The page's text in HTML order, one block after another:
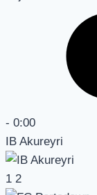
- 0:00
IB Akureyri
1 2